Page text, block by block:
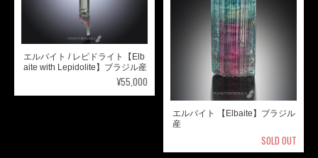
エルバイト / レピドライト【Elb
aite with Lepidolite】ブラジル産
¥55,000
エルバイト 【Elbaite】ブラジル
産
SOLD OUT